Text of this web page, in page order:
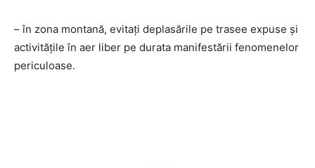
– în zona montană, evitați deplasările pe trasee expuse și
activitățile în aer liber pe durata manifestării fenomenelor
periculoase.